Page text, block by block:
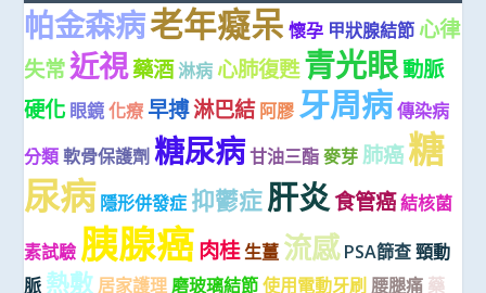
帕金森病老年癡呆 懷孕 甲狀腺結節 心律
失常近視藥酒淋病 心肺復甦青光眼動脈
硬化 眼鏡 化療 早搏淋巴結 阿膠 牙周病 傳染病
分類 軟骨保護劑 糖尿病甘油三酯 麥芽 肺癌糖
尿病 隱形併發症 抑鬱症肝炎食管癌結核菌
素試驗 胰腺癌肉桂生薑 流感 PSA篩查 頸動
脈 熱敷 居家護理 磨玻璃結節 使用電動牙刷 腰腿痛 藥